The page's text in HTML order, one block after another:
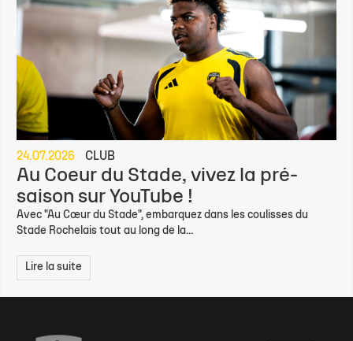
24.07.2026 CLUB
Au Coeur du Stade, vivez la pré-
saison sur YouTube !
Avec "Au Cœur du Stade", embarquez dans les coulisses du
Stade Rochelais tout au long de la...
Lire la suite